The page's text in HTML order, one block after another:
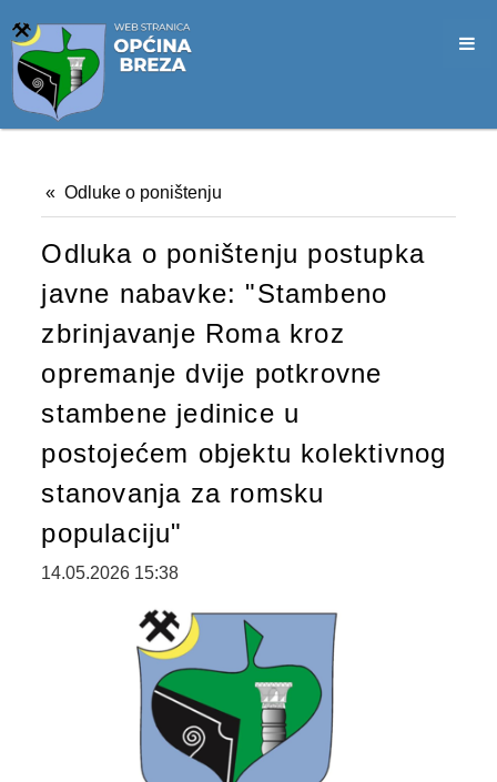
Odluke o poništenju
Odluka o poništenju postupka
javne nabavke: "Stambeno
zbrinjavanje Roma kroz
opremanje dvije potkrovne
stambene jedinice u
postojećem objektu kolektivnog
stanovanja za romsku
populaciju"
14.05.2026 15:38
OPĆINSKO VIJEĆE
VIJEĆNICI
ZAPISNICI
DOKUMENTI
SLUŽBENI GLASNICI
2026. GODINA
2025. GODINA
2024. GODINA
2023. GODINA
2021. GODINA
2020. GODINA
2019. GODINA